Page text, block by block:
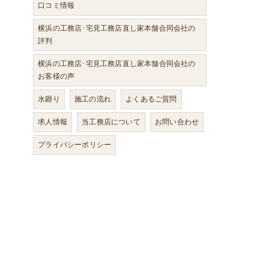
口コミ情報
横浜の工務店･宅見工務店直し家本舗合同会社の
評判
横浜の工務店･宅見工務店直し家本舗合同会社の
お客様の声
水廻り
施工の流れ
よくあるご質問
求人情報
当工務店について
お問い合わせ
プライバシーポリシー